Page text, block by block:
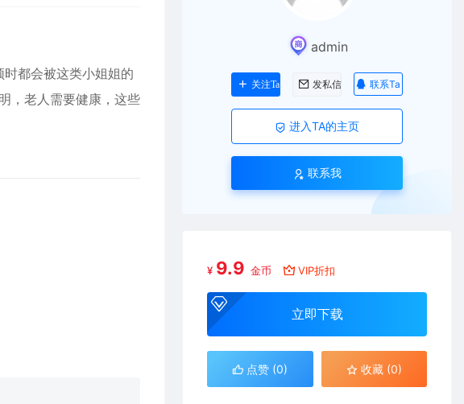
时都会被这类小姐姐的
，老人需要健康，这些
admin
关注Ta 发私信 联系Ta
进入TA的主页
联系我
¥ 9.9 金币 VIP折扣
立即下载
点赞 (0) 收藏 (0)